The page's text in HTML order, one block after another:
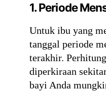
1. Periode
Untuk ibu yang
tanggal periode
terakhir.
diperkiraan
bayi Anda